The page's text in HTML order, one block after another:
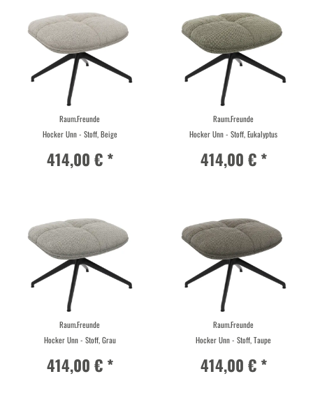
Raum.Freunde
Hocker Unn - Stoff, Beige
414,00 € *
Raum.Freunde
Hocker Unn - Stoff, Eukalyptus
414,00 € *
Raum.Freunde
Hocker Unn - Stoff, Grau
414,00 € *
Raum.Freunde
Hocker Unn - Stoff, Taupe
414,00 € *